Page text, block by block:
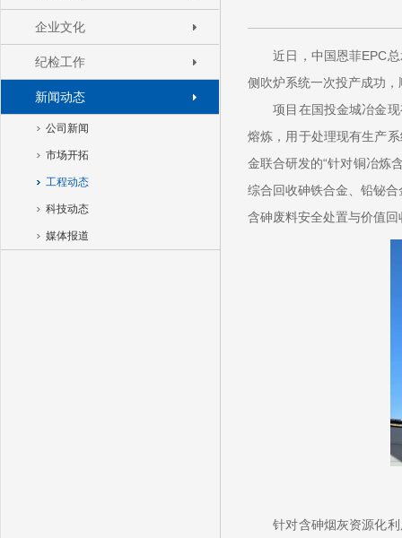
企业文化
纪检工作
新闻动态
公司新闻
市场开拓
工程动态
科技动态
媒体报道
近日，中国恩菲EPC
侧吹炉系统一次投产成功
项目在国投金城冶金现
熔炼，用于处理现有生产
金联合研发的“针对铜冶炼
综合回收砷铁合金、铅铋
含砷废料安全处置与价值
针对含砷烟灰资源化利